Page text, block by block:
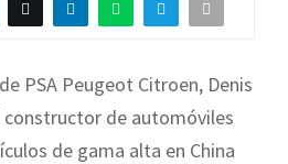
PSA Peugeot Citroen, Denis
de automóviles
de gama alta en China